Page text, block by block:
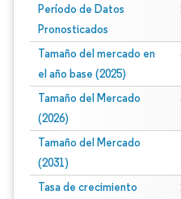
Período de Datos
Pronosticados
Tamaño del mercado en
el año base (2025)
Tamaño del Mercado
(2026)
Tamaño del Mercado
(2031)
Tasa de crecimiento